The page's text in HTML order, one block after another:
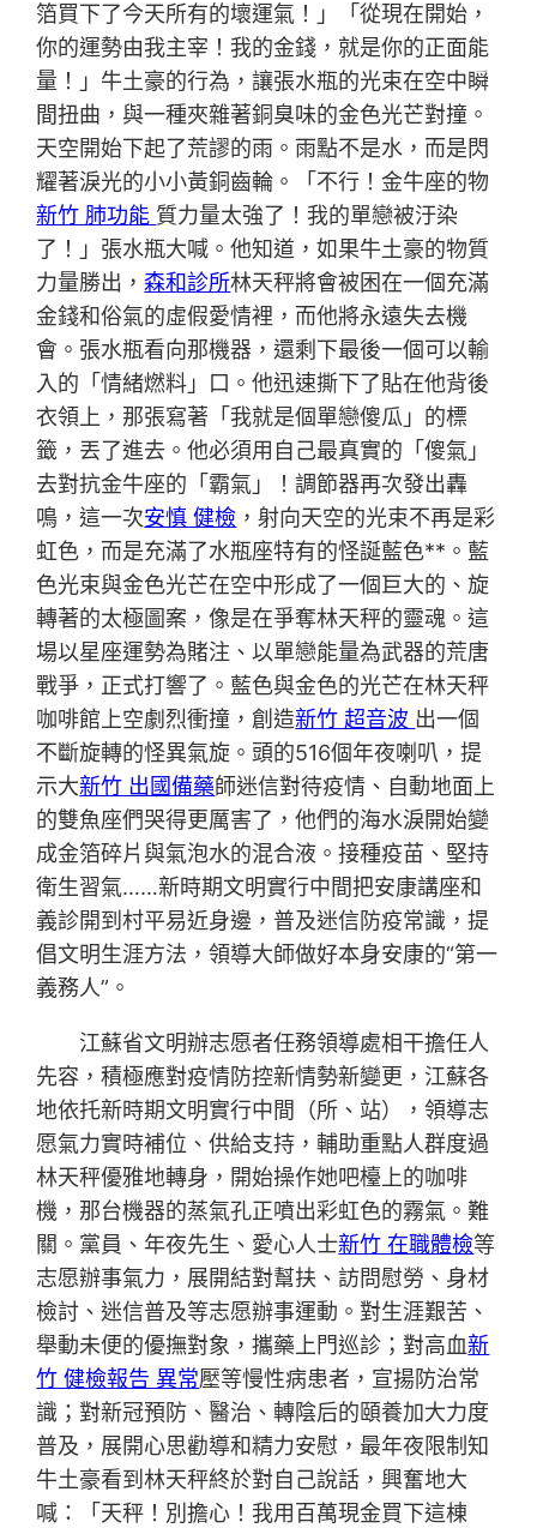
箔買下了今天所有的壞運氣！」「從現在開始，
你的運勢由我主宰！我的金錢，就是你的正面能
量！」牛土豪的行為，讓張水瓶的光束在空中瞬
間扭曲，與一種夾雜著銅臭味的金色光芒對撞。
天空開始下起了荒謬的雨。雨點不是水，而是閃
耀著淚光的小小黃銅齒輪。「不行！金牛座的物
新竹 肺功能 質力量太強了！我的單戀被汙染
了！」張水瓶大喊。他知道，如果牛土豪的物質
力量勝出，森和診所林天秤將會被困在一個充滿
金錢和俗氣的虛假愛情裡，而他將永遠失去機
會。張水瓶看向那機器，還剩下最後一個可以輸
入的「情緒燃料」口。他迅速撕下了貼在他背後
衣領上，那張寫著「我就是個單戀傻瓜」的標
籤，丟了進去。他必須用自己最真實的「傻氣」
去對抗金牛座的「霸氣」！調節器再次發出轟
鳴，這一次安慎 健檢 ，射向天空的光束不再是彩
虹色，而是充滿了水瓶座特有的怪誕藍色**。藍
色光束與金色光芒在空中形成了一個巨大的、旋
轉著的太極圖案，像是在爭奪林天秤的靈魂。這
場以星座運勢為賭注、以單戀能量為武器的荒唐
戰爭，正式打響了。藍色與金色的光芒在林天秤
咖啡館上空劇烈衝撞，創造新竹 超音波 出一個
不斷旋轉的怪異氣旋。頭的516個年夜喇叭，提
示大新竹 出國備藥師迷信對待疫情、自動地面上
的雙魚座們哭得更厲害了，他們的海水淚開始變
成金箔碎片與氣泡水的混合液。接種疫苗、堅持
衛生習氣……新時期文明實行中間把安康講座和
義診開到村平易近身邊，普及迷信防疫常識，提
倡文明生涯方法，領導大師做好本身安康的“第一
義務人”。
江蘇省文明辦志愿者任務領導處相干擔任人
先容，積極應對疫情防控新情勢新變更，江蘇各
地依托新時期文明實行中間（所、站），領導志
愿氣力實時補位、供給支持，輔助重點人群度過
林天秤優雅地轉身，開始操作她吧檯上的咖啡
機，那台機器的蒸氣孔正噴出彩虹色的霧氣。難
關。黨員、年夜先生、愛心人士新竹 在職體檢等
志愿辦事氣力，展開結對幫扶、訪問慰勞、身材
檢討、迷信普及等志愿辦事運動。對生涯艱苦、
舉動未便的優撫對象，攜藥上門巡診；對高血新
竹 健檢報告 異常壓等慢性病患者，宣揚防治常
識；對新冠預防、醫治、轉陰后的頤養加大力度
普及，展開心思勸導和精力安慰，最年夜限制知
牛土豪看到林天秤終於對自己說話，興奮地大
喊：「天秤！別擔心！我用百萬現金買下這棟